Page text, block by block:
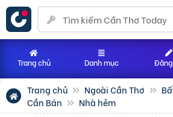
Trang chủ Ngoài Cần Thơ
Cần Bán
Nhà hẻm
Trang chủ Danh mục